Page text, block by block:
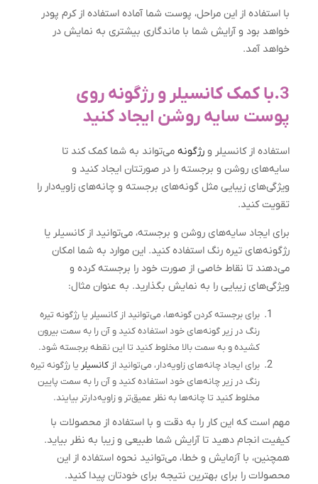
با استفاده از این مراحل، پوست شما آماده استفاده از کرم پودر
خواهد بود و آرایش شما با ماندگاری بیشتری به نمایش در
خواهد آمد.
3.با کمک کانسيلر و رژگونه روی
پوست سايه روشن ايجاد کنيد
استفاده از کانسیلر و رژگونه می‌تواند به شما کمک کند تا
سایه‌های روشن و برجسته را در صورتتان ایجاد کنید و
ویژگی‌های زیبایی مثل گونه‌های برجسته و چانه‌های زاویه‌دار را
تقویت کنید.
برای ایجاد سایه‌های روشن و برجسته، می‌توانید از کانسیلر یا
رژگونه‌های تیره رنگ استفاده کنید. این موارد به شما امکان
می‌دهند تا نقاط خاصی از صورت خود را برجسته کرده و
ویژگی‌های زیبایی را به نمایش بگذارید. به عنوان مثال:
برای برجسته کردن گونه‌ها، می‌توانید از کانسیلر یا رژگونه تیره
رنگ در زیر گونه‌های خود استفاده کنید و آن را به سمت بیرون
کشیده و به سمت بالا مخلوط کنید تا این نقطه برجسته شود.
برای ایجاد چانه‌های زاویه‌دار، می‌توانید از کانسیلر یا رژگونه تیره
رنگ در زیر چانه‌های خود استفاده کنید و آن را به سمت پایین
مخلوط کنید تا چانه‌ها به نظر عمیق‌تر و زاویه‌دارتر بیایند.
مهم است که این کار را به دقت و با استفاده از محصولات با
کیفیت انجام دهید تا آرایش شما طبیعی و زیبا به نظر بیاید.
همچنین، با آزمایش و خطا، می‌توانید نحوه استفاده از این
محصولات را برای بهترین نتیجه برای خودتان پیدا کنید.